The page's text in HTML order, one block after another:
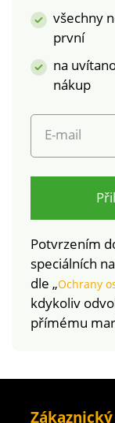
všechny
první
na
nákup
E-mail
Potvrzením
speciálních
dle „Ochrany
kdykoliv
přímému